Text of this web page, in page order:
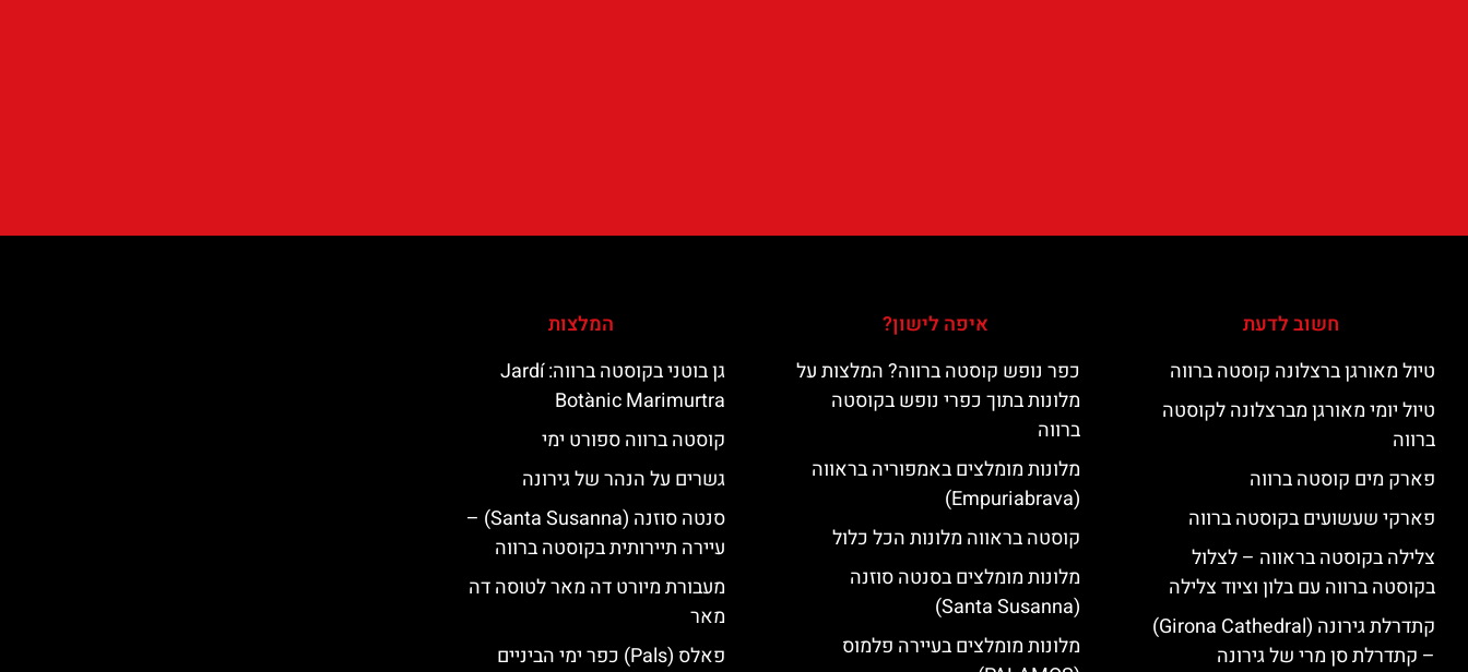
חשוב לדעת
טיול מאורגן ברצלונה קוסטה ברווה
טיול יומי מאורגן מברצלונה לקוסטה
ברווה
פארק מים קוסטה ברווה
פארקי שעשועים בקוסטה ברווה
צלילה בקוסטה בראווה – לצלול
בקוסטה ברווה עם בלון וציוד צלילה
קתדרלת גירונה (Girona Cathedral)
– קתדרלת סן מרי של גירונה
איפה לישון?
כפר נופש קוסטה ברווה? המלצות על
מלונות בתוך כפרי נופש בקוסטה
ברווה
מלונות מומלצים באמפוריה בראווה
(Empuriabrava)
קוסטה בראווה מלונות הכל כלול
מלונות מומלצים בסנטה סוזנה
(Santa Susanna)
מלונות מומלצים בעיירה פלמוס
המלצות
גן בוטני בקוסטה ברווה: ‪‪Jardí
Botànic Marimurtra‬‬
קוסטה ברווה ספורט ימי
גשרים על הנהר של גירונה
סנטה סוזנה (Santa Susanna) –
עיירה תיירותית בקוסטה ברווה
מעבורת מיורט דה מאר לטוסה דה
מאר
פאלס (Pals) כפר ימי הביניים